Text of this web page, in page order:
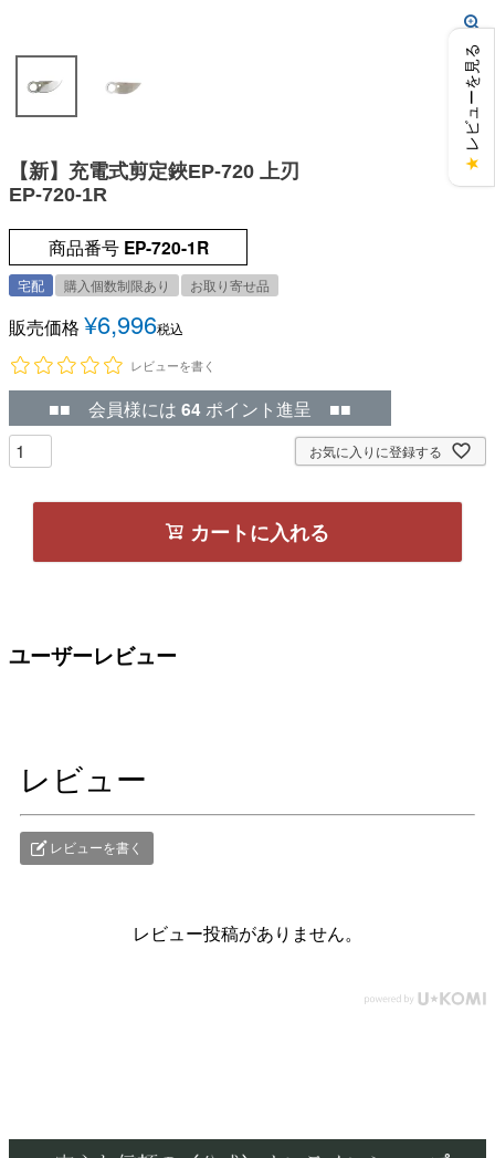
【新】充電式剪定鋏EP-720 上刃
EP-720-1R
商品番号 EP-720-1R
宅配 購入個数制限あり お取り寄せ品
販売価格 ¥6,996税込
レビューを書く
■■ 会員様には 64 ポイント進呈 ■■
お気に入りに登録する
カートに入れる
ユーザーレビュー
レビュー
レビューを書く
レビュー投稿がありません。
★
レビューを見る